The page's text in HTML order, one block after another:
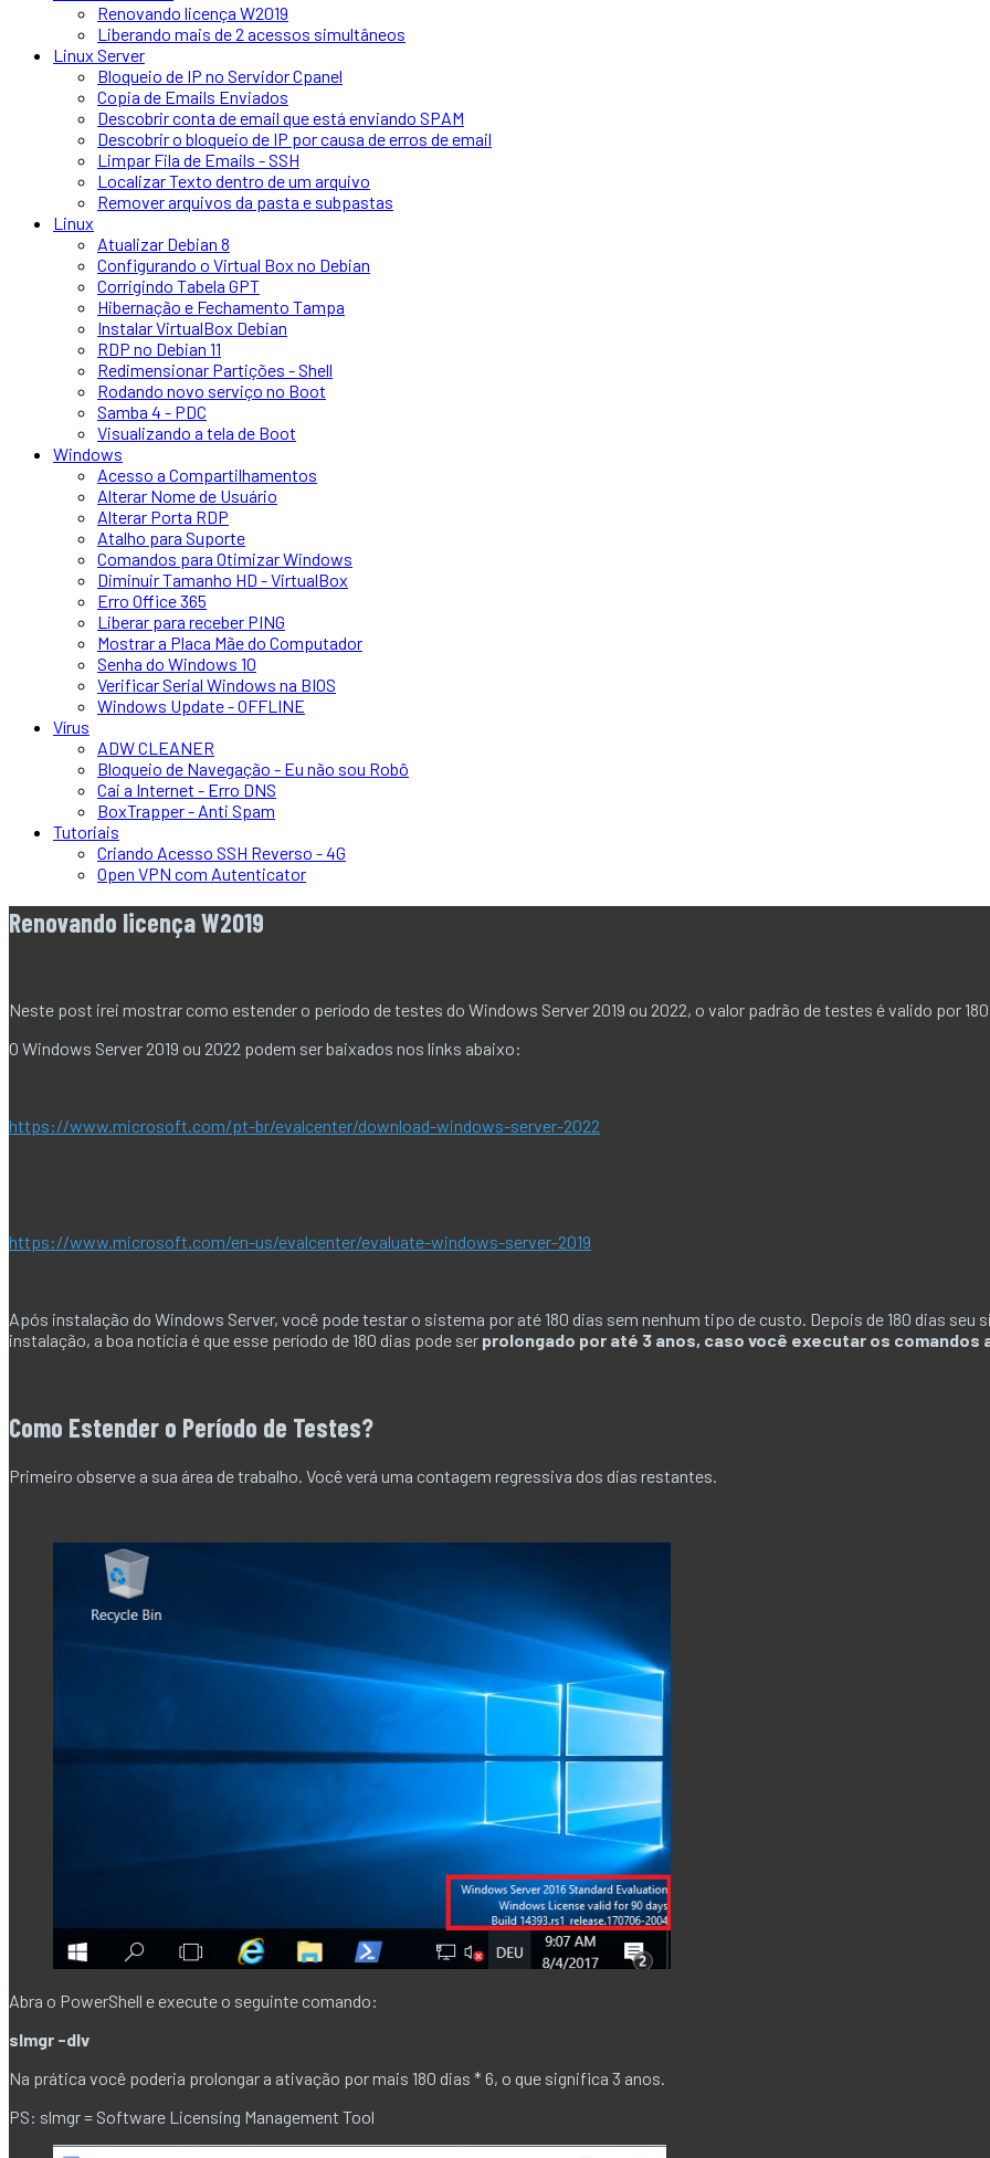
Renovando licença W2019
Liberando mais de 2 acessos simultâneos
Linux Server
Bloqueio de IP no Servidor Cpanel
Copia de Emails Enviados
Descobrir conta de email que está enviando SPAM
Descobrir o bloqueio de IP por causa de erros de email
Limpar Fila de Emails - SSH
Localizar Texto dentro de um arquivo
Remover arquivos da pasta e subpastas
Linux
Atualizar Debian 8
Configurando o Virtual Box no Debian
Corrigindo Tabela GPT
Hibernação e Fechamento Tampa
Instalar VirtualBox Debian
RDP no Debian 11
Redimensionar Partições - Shell
Rodando novo serviço no Boot
Samba 4 - PDC
Visualizando a tela de Boot
Windows
Acesso a Compartilhamentos
Alterar Nome de Usuário
Alterar Porta RDP
Atalho para Suporte
Comandos para Otimizar Windows
Diminuir Tamanho HD - VirtualBox
Erro Office 365
Liberar para receber PING
Mostrar a Placa Mãe do Computador
Senha do Windows 10
Verificar Serial Windows na BIOS
Windows Update - OFFLINE
Vírus
ADW CLEANER
Bloqueio de Navegação - Eu não sou Robô
Cai a Internet - Erro DNS
BoxTrapper - Anti Spam
Tutoriais
Criando Acesso SSH Reverso - 4G
Open VPN com Autenticator
Renovando licença W2019
Neste post irei mostrar como estender o período de testes do Windows Server 2019 ou 2022, o valor padrão de testes é valido por
O Windows Server 2019 ou 2022 podem ser baixados nos links abaixo:
https://www.microsoft.com/pt-br/evalcenter/download-windows-server-2022
https://www.microsoft.com/en-us/evalcenter/evaluate-windows-server-2019
Após instalação do Windows Server, você pode testar o sistema por até 180 dias sem nenhum tipo de custo. Depois de 180 dias seu
instalação, a boa notícia é que esse período de 180 dias pode ser prolongado por até 3 anos, caso você executar os comandos
Como Estender o Período de Testes?
Primeiro observe a sua área de trabalho. Você verá uma contagem regressiva dos dias restantes.
Abra o PowerShell e execute o seguinte comando:
slmgr -dlv
Na prática você poderia prolongar a ativação por mais 180 dias * 6, o que significa 3 anos.
PS: slmgr = Software Licensing Management Tool